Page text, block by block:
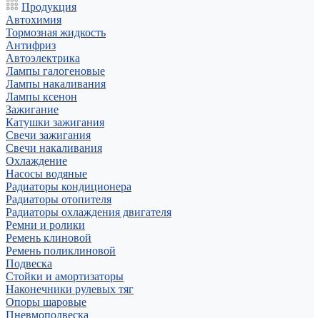
Продукция
Автохимия
Тормозная жидкость
Антифриз
Автоэлектрика
Лампы галогеновые
Лампы накаливания
Лампы ксенон
Зажигание
Катушки зажигания
Свечи зажигания
Свечи накаливания
Охлаждение
Насосы водяные
Радиаторы кондиционера
Радиаторы отопителя
Радиаторы охлаждения двигателя
Ремни и ролики
Ремень клиновой
Ремень поликлиновой
Подвеска
Стойки и амортизаторы
Наконечники рулевых тяг
Опоры шаровые
Пневмоподвеска